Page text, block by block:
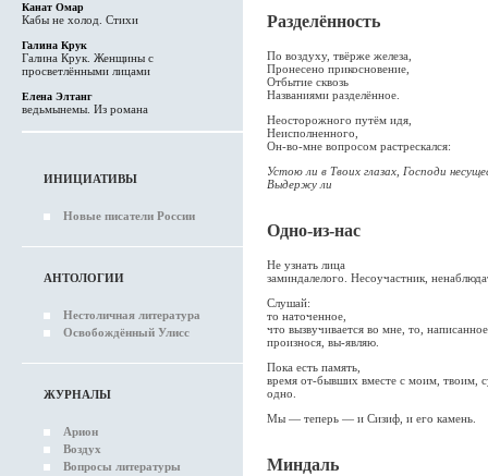
Канат Омар
Кабы не холод. Стихи
Галина Крук
Галина Крук. Женщины с
просветлёнными лицами
Елена Элтанг
ведьмынемы. Из романа
ИНИЦИАТИВЫ
Новые писатели России
АНТОЛОГИИ
Нестоличная литература
Освобождённый Улисс
ЖУРНАЛЫ
Арион
Воздух
Вопросы литературы
Разделённость
По воздуху, твёрже железа,
Пронесено прикосновение,
Отбытие сквозь
Названиями разделённое.
Неосторожного путём идя,
Неисполненного,
Он-во-мне вопросом растрескался:
Устою ли в Твоих глазах, Господи
Выдержу ли
Одно-из-нас
Не узнать лица
заминдалелого. Несоучастник,
Слушай:
то наточенное,
что вызвучивается во мне, то,
произнося, вы-являю.
Пока есть память,
время от-бывших вместе с моим, твоим,
одно.
Мы — теперь — и Сизиф, и его камень.
Миндаль